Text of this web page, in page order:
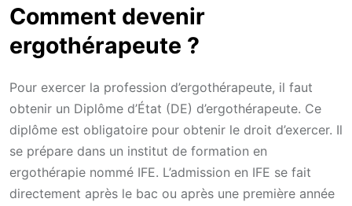
Comment devenir
ergothérapeute ?
Pour exercer la profession d’ergothérapeute, il faut
obtenir un Diplôme d’État (DE) d’ergothérapeute. Ce
diplôme est obligatoire pour obtenir le droit d’exercer. Il
se prépare dans un institut de formation en
ergothérapie nommé IFE. L’admission en IFE se fait
directement après le bac ou après une première année